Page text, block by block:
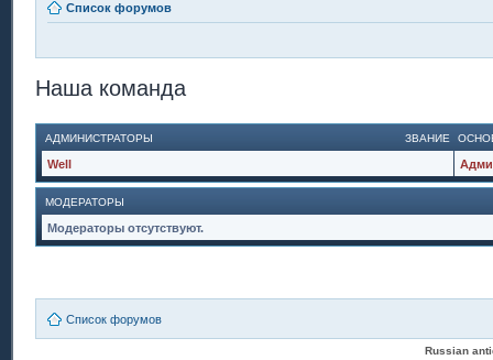
Список форумов
Наша команда
ЗВАНИЕ
АДМИНИСТРАТОРЫ
Well
МОДЕРАТОРЫ
Модераторы отсутствуют.
Список форумов
Russian